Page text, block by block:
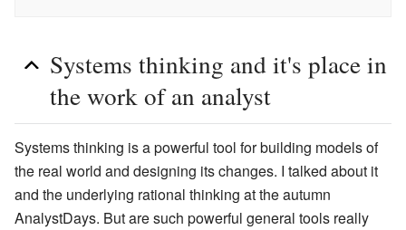
Systems thinking and it's place in
the work of an analyst
Systems thinking is a powerful tool for building models of
the real world and designing its changes. I talked about it
and the underlying rational thinking at the autumn
AnalystDays. But are such powerful general tools really